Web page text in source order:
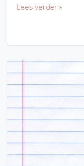
Lees verder »